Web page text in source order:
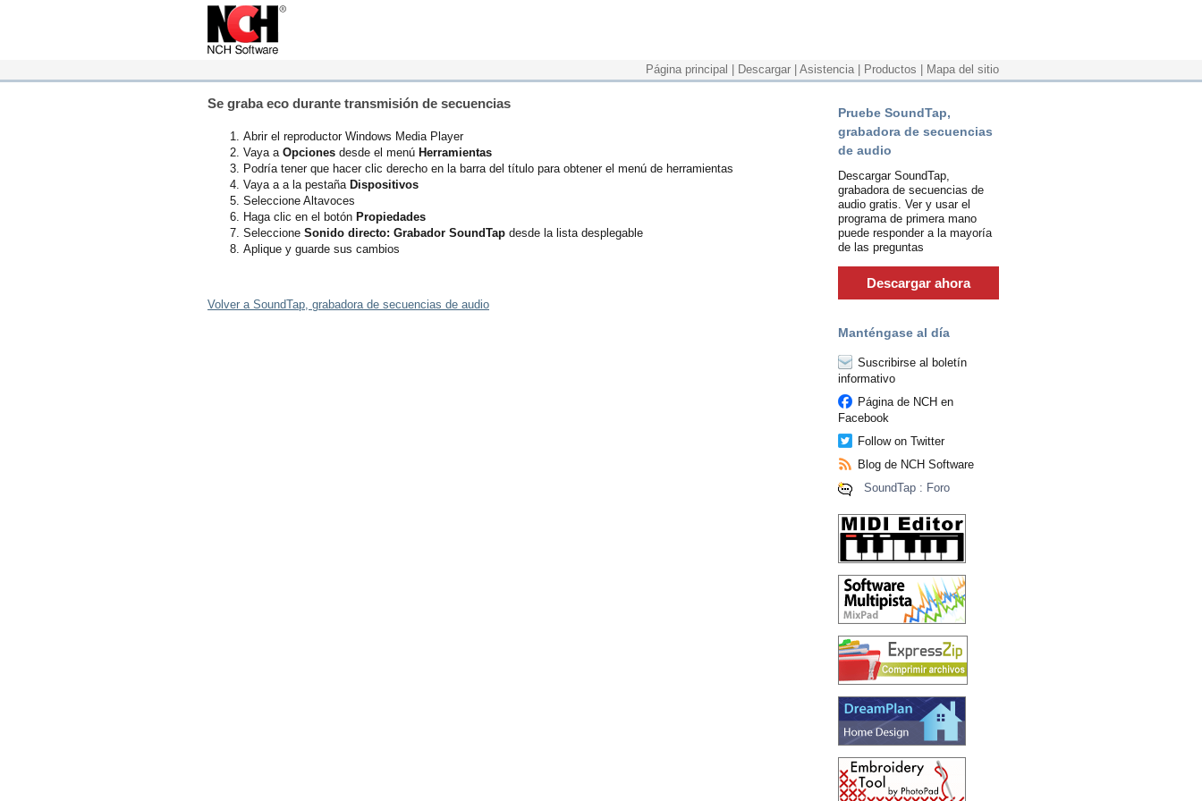
Página principal Descargar Asistencia Productos Mapa del sitio
Se graba eco durante transmisión de secuencias
Abrir el reproductor Windows Media Player
Vaya a Opciones desde el menú Herramientas
Podría tener que hacer clic derecho en la barra del título para obtener el menú de herramientas
Vaya a a la pestaña Dispositivos
Seleccione Altavoces
Haga clic en el botón Propiedades
Seleccione Sonido directo: Grabador SoundTap desde la lista desplegable
Aplique y guarde sus cambios
Volver a SoundTap, grabadora de secuencias de audio
Pruebe SoundTap,
grabadora de secuencias
de audio
Descargar SoundTap,
grabadora de secuencias de
audio gratis. Ver y usar el
programa de primera mano
puede responder a la mayoría
de las preguntas
Descargar ahora
Manténgase al día
Suscribirse al boletín
informativo
Página de NCH en
Facebook
Follow on Twitter
Blog de NCH Software
SoundTap : Foro